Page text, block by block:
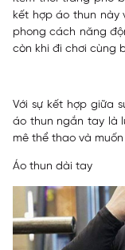
kết hợp áo thun này
phong cách năng
còn khi đi chơi cùng
Với sự kết hợp giữa
áo thun ngắn tay là
mê thể thao và
Áo thun dài tay